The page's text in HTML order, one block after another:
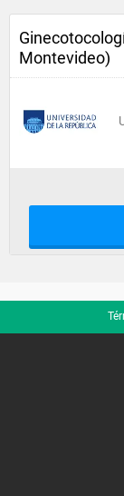
Montevideo)